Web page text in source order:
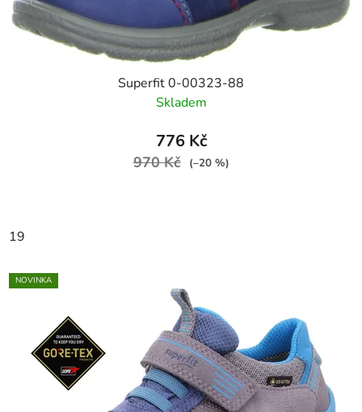
Superfit 0-00323-88
Skladem
776 Kč
970 Kč (–20 %)
19
NOVINKA